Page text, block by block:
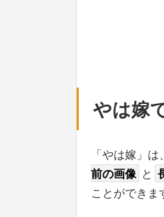
やは嫁
「やは嫁」
前の画像 と
ことができま